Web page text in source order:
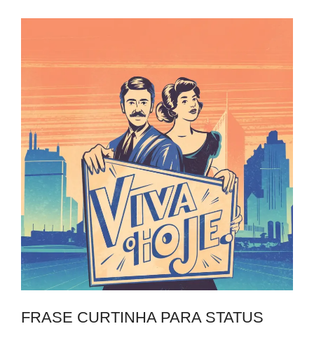
FRASE CURTINHA PARA STATUS